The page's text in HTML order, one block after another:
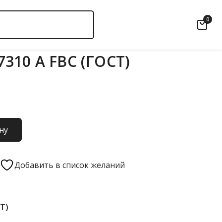
0
А FBC (ГОСТ)
Добавить в список желаний